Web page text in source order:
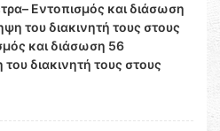
Εντοπισμός και διάσωση
του διακινητή τους στους
και διάσωση 56
διακινητή τους στους